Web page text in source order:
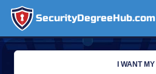
SecurityDegreeHub.com
SKIP
TO